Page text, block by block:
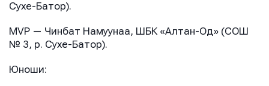
Сухе-Батор).
MVP — Чинбат Намуунаа, ШБК «Алтан-Од» (СОШ
№ 3, р. Сухе-Батор).
Юноши: